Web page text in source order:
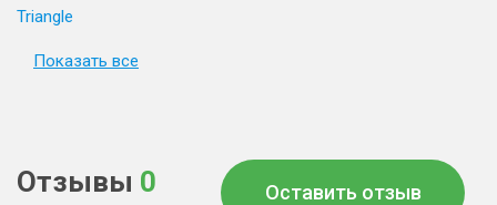
Triangle
Показать все
Отзывы 0 Оставить отзыв